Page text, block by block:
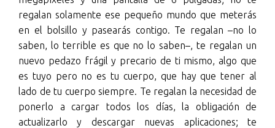
regalan solamente ese pequeño mundo que meterás
en el bolsillo y pasearás contigo. Te regalan –no lo
saben, lo terrible es que no lo saben–, te regalan un
nuevo pedazo frágil y precario de ti mismo, algo que
es tuyo pero no es tu cuerpo, que hay que tener al
lado de tu cuerpo siempre. Te regalan la necesidad de
ponerlo a cargar todos los días, la obligación de
actualizarlo y descargar nuevas aplicaciones; te